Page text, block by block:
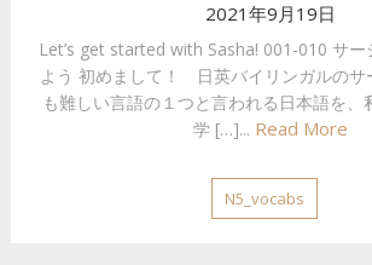
2021年9月19日
Let’s get started with Sasha! 001-010 サー
よう 初めまして！ 日英バイリンガルの
も難しい言語の１つと言われる日本語を、
学 […]... Read More
N5_vocabs